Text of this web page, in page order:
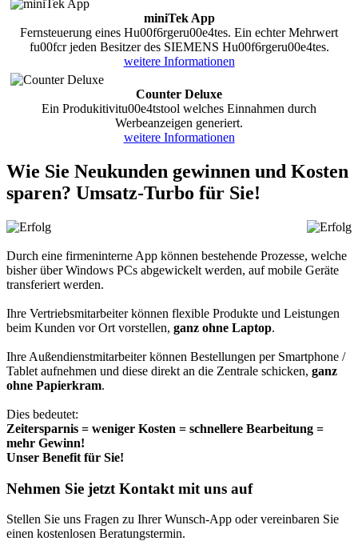
miniTek App
Fernsteuerung eines Hu00f6rgeru00e4tes. Ein echter Mehrwert
fu00fcr jeden Besitzer des SIEMENS Hu00f6rgeru00e4tes.
weitere Informationen
Counter Deluxe
Ein Produkitivitu00e4tstool welches Einnahmen durch
Werbeanzeigen generiert.
weitere Informationen
Wie Sie Neukunden gewinnen und Kosten
sparen? Umsatz-Turbo für Sie!
Durch eine firmeninterne App können bestehende Prozesse, welche
bisher über Windows PCs abgewickelt werden, auf mobile Geräte
transferiert werden.
Ihre Vertriebsmitarbeiter können flexible Produkte und Leistungen
beim Kunden vor Ort vorstellen, ganz ohne Laptop.
Ihre Außendienstmitarbeiter können Bestellungen per Smartphone /
Tablet aufnehmen und diese direkt an die Zentrale schicken, ganz
ohne Papierkram.
Dies bedeutet:
Zeitersparnis = weniger Kosten = schnellere Bearbeitung =
mehr Gewinn!
Unser Benefit für Sie!
Nehmen Sie jetzt Kontakt mit uns auf
Stellen Sie uns Fragen zu Ihrer Wunsch-App oder vereinbaren Sie
einen kostenlosen Beratungstermin.